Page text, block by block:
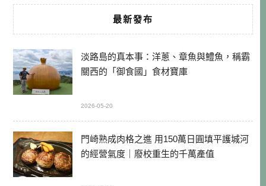
最新發布
淡路島的真本事：洋蔥、章魚與鱧魚，稱霸
關西的「御食國」食材寶庫
2026-05-20
門崎熟成肉格之進 用150萬日圓填平護城河
的經營氣度｜廢校重生的千萬產值